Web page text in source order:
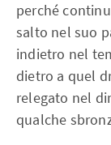
perché
salto nel suo
indietro nel
dietro a quel
relegato nel
qualche